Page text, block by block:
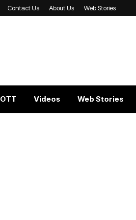
Contact Us About Us Web Stories
OTT Videos Web Stories